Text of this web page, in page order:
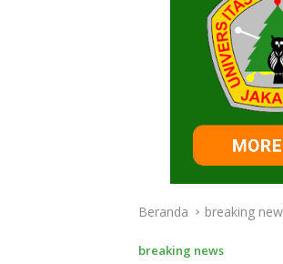
Beranda breaking
breaking news